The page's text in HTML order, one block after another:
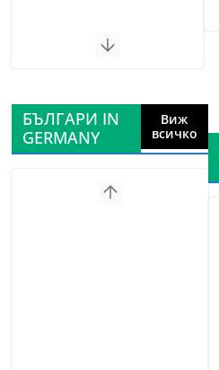
БЪЛГАРИ IN
GERMANY
Виж
всичко